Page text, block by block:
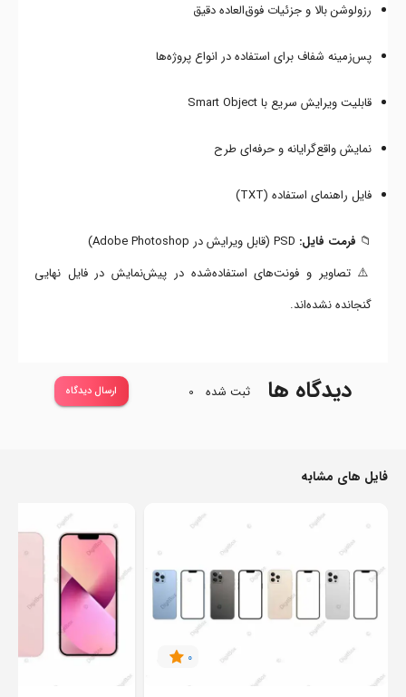
رزولوشن بالا و جزئیات فوق‌العاده دقیق
پس‌زمینه شفاف برای استفاده در انواع پروژه‌ها
قابلیت ویرایش سریع با Smart Object
نمایش واقع‌گرایانه و حرفه‌ای طرح
فایل راهنمای استفاده (TXT)
📁 فرمت فایل:
⚠️ تصاویر و فونت‌های استفاده‌شده در پیش‌نمایش در فایل نهایی
گنجانده نشده‌اند.
دیدگاه ها ثبت شده 0 ارسال دیدگاه
فایل های مشابه
0